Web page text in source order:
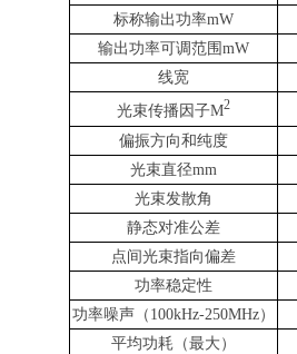
标称输出功率mW
输出功率可调范围mW
线宽
光束传播因子M2
偏振方向和纯度
光束直径mm
光束发散角
静态对准公差
点间光束指向偏差
功率稳定性
功率噪声（100kHz-250MHz）
平均功耗（最大）